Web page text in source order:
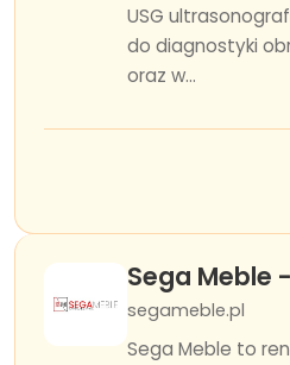
USG
do diagnostyki
oraz w...
Sega Meble
segameble.pl
Sega Meble to